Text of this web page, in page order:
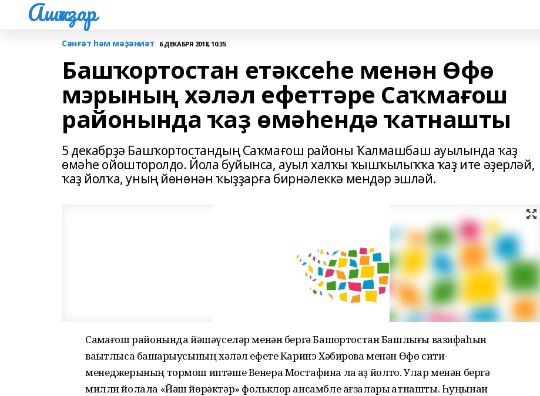
Ашҡаҙар
Сәнғәт һәм мәҙәниәт 6 ДЕКАБРЯ 2018, 10:35
Башҡортостан етәксеһе менән Өфө
мэрының хәләл ефеттәре Саҡмағош
районында ҡаҙ өмәһендә ҡатнашты
5 декабрҙә Башҡортостандың Саҡмағош районы Ҡалмашбаш ауылында ҡаҙ
өмәһе ойошторолдо. Йола буйынса, ауыл халҡы ҡышҡылыҡҡа ҡаҙ ите әҙерләй,
ҡаҙ йолҡа, уның йөнөнән ҡыҙҙарға бирнәлеккә мендәр эшләй.
Саҡмағош районында йәшәүселәр менән бергә Башҡортостан Башлығы вазифаһын
ваҡытлыса башҡарыусының хәләл ефете Каринэ Хәбирова менән Өфө сити-
менеджерының тормош иптәше Венера Мостафина ла ҡаҙ йолҡто. Улар менән бергә
милли йолала «Йәш йөрәктәр» фольклор ансамбле ағзалары ҡатнашты. Һуңынан